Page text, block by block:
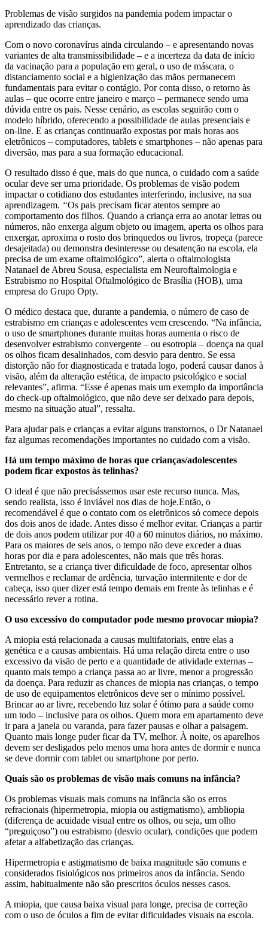
Problemas de visão surgidos na pandemia podem impactar o
aprendizado das crianças.
Com o novo coronavírus ainda circulando – e apresentando novas
variantes de alta transmissibilidade – e a incerteza da data de início
da vacinação para a população em geral, o uso de máscara, o
distanciamento social e a higienização das mãos permanecem
fundamentais para evitar o contágio. Por conta disso, o retorno às
aulas – que ocorre entre janeiro e março – permanece sendo uma
dúvida entre os pais. Nesse cenário, as escolas seguirão com o
modelo híbrido, oferecendo a possibilidade de aulas presenciais e
on-line. E as crianças continuarão expostas por mais horas aos
eletrônicos – computadores, tablets e smartphones – não apenas para
diversão, mas para a sua formação educacional.
O resultado disso é que, mais do que nunca, o cuidado com a saúde
ocular deve ser uma prioridade. Os problemas de visão podem
impactar o cotidiano dos estudantes interferindo, inclusive, na sua
aprendizagem. “Os pais precisam ficar atentos sempre ao
comportamento dos filhos. Quando a criança erra ao anotar letras ou
números, não enxerga algum objeto ou imagem, aperta os olhos para
enxergar, aproxima o rosto dos brinquedos ou livros, tropeça (parece
desajeitada) ou demonstra desinteresse ou desatenção na escola, ela
precisa de um exame oftalmológico”, alerta o oftalmologista
Natanael de Abreu Sousa, especialista em Neuroftalmologia e
Estrabismo no Hospital Oftalmológico de Brasília (HOB), uma
empresa do Grupo Opty.
O médico destaca que, durante a pandemia, o número de caso de
estrabismo em crianças e adolescentes vem crescendo. “Na infância,
o uso de smartphones durante muitas horas aumenta o risco de
desenvolver estrabismo convergente – ou esotropia – doença na qual
os olhos ficam desalinhados, com desvio para dentro. Se essa
distorção não for diagnosticada e tratada logo, poderá causar danos à
visão, além da alteração estética, de impacto psicológico e social
relevantes”, afirma. “Esse é apenas mais um exemplo da importância
do check-up oftalmológico, que não deve ser deixado para depois,
mesmo na situação atual”, ressalta.
Para ajudar pais e crianças a evitar alguns transtornos, o Dr Natanael
faz algumas recomendações importantes no cuidado com a visão.
Há um tempo máximo de horas que crianças/adolescentes
podem ficar expostos às telinhas?
O ideal é que não precisássemos usar este recurso nunca. Mas,
sendo realista, isso é inviável nos dias de hoje.Então, o
recomendável é que o contato com os eletrônicos só comece depois
dos dois anos de idade. Antes disso é melhor evitar. Crianças a partir
de dois anos podem utilizar por 40 a 60 minutos diários, no máximo.
Para os maiores de seis anos, o tempo não deve exceder a duas
horas por dia e para adolescentes, não mais que três horas.
Entretanto, se a criança tiver dificuldade de foco, apresentar olhos
vermelhos e reclamar de ardência, turvação intermitente e dor de
cabeça, isso quer dizer está tempo demais em frente às telinhas e é
necessário rever a rotina.
O uso excessivo do computador pode mesmo provocar miopia?
A miopia está relacionada a causas multifatoriais, entre elas a
genética e a causas ambientais. Há uma relação direta entre o uso
excessivo da visão de perto e a quantidade de atividade externas –
quanto mais tempo a criança passa ao ar livre, menor a progressão
da doença. Para reduzir as chances de miopia nas crianças, o tempo
de uso de equipamentos eletrônicos deve ser o mínimo possível.
Brincar ao ar livre, recebendo luz solar é ótimo para a saúde como
um todo – inclusive para os olhos. Quem mora em apartamento deve
ir para a janela ou varanda, para fazer pausas e olhar a paisagem.
Quanto mais longe puder ficar da TV, melhor. À noite, os aparelhos
devem ser desligados pelo menos uma hora antes de dormir e nunca
se deve dormir com tablet ou smartphone por perto.
Quais são os problemas de visão mais comuns na infância?
Os problemas visuais mais comuns na infância são os erros
refracionais (hipermetropia, miopia ou astigmatismo), ambliopia
(diferença de acuidade visual entre os olhos, ou seja, um olho
“preguiçoso”) ou estrabismo (desvio ocular), condições que podem
afetar a alfabetização das crianças.
Hipermetropia e astigmatismo de baixa magnitude são comuns e
considerados fisiológicos nos primeiros anos da infância. Sendo
assim, habitualmente não são prescritos óculos nesses casos.
A miopia, que causa baixa visual para longe, precisa de correção
com o uso de óculos a fim de evitar dificuldades visuais na escola.